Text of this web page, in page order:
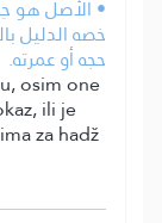
• الأصل هو
خصه الدليل
حجه أو عمرته.
osim one
ili je
za hadž